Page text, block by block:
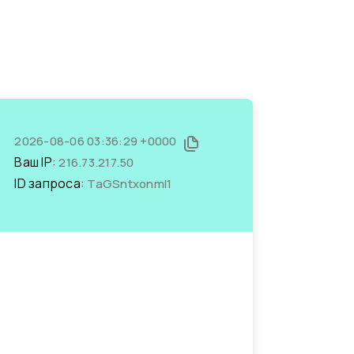
2026-08-06 03:36:29 +0000
Ваш IP:216.73.217.50
ID запроса: TaGSntxonmI1